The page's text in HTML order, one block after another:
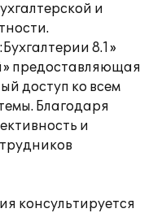
и
8.1»
предоставляющая
доступ ко всем
Благодаря
и
консультируется